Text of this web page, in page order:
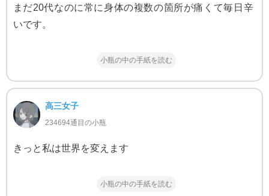
まだ20代なのに常に身体の複数の箇所が痛くて毎日辛
いです。
小瓶の中の手紙を読む
高三女子
234694通目の小瓶
きっと私は世界を変えます
小瓶の中の手紙を読む